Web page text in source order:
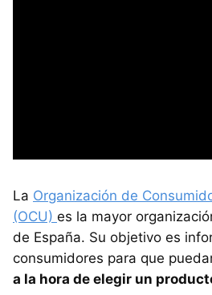
La Organización de
(OCU) es la mayor
de España. Su objetivo es
consumidores para que
a la hora de elegir un